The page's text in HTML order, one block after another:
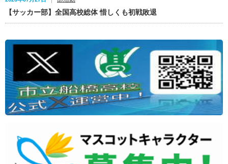
【サッカー部】全国高校総体 惜しくも初戦敗退